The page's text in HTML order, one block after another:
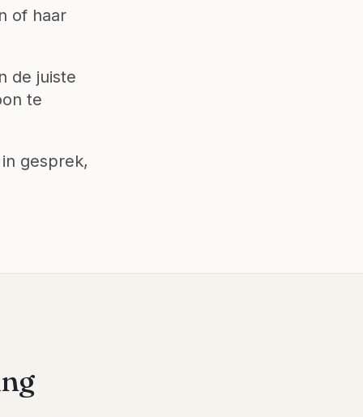
of haar
de juiste
te
gesprek,